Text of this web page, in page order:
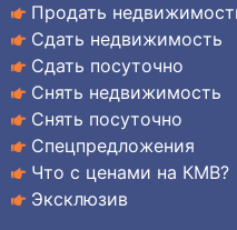
Продать
Сдать недвижимость
Сдать посуточно
Снять недвижимость
Снять посуточно
Спецпредложения
Что с ценами на КМВ?
Эксклюзив